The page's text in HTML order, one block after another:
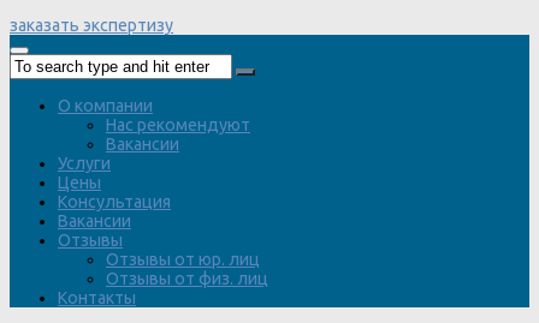
заказать экспертизу
О компании
Нас рекомендуют
Вакансии
Услуги
Цены
Консультация
Вакансии
Отзывы
Отзывы от юр. лиц
Отзывы от физ. лиц
Контакты